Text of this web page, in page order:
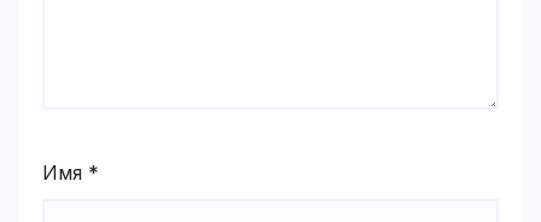
Имя *